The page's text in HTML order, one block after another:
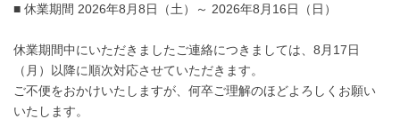
■ 休業期間 2026年8月8日（土）～ 2026年8月16日（日）
休業期間中にいただきましたご連絡につきましては、8月17日
（月）以降に順次対応させていただきます。
ご不便をおかけいたしますが、何卒ご理解のほどよろしくお願い
いたします。